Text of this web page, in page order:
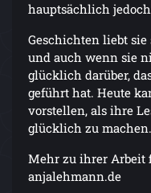
hauptsächlich
Geschichten liebt
und auch wenn sie
glücklich darüber,
geführt hat. Heute
vorstellen, als ihre
glücklich zu machen.
Mehr zu ihrer Arbeit
anjalehmann.de